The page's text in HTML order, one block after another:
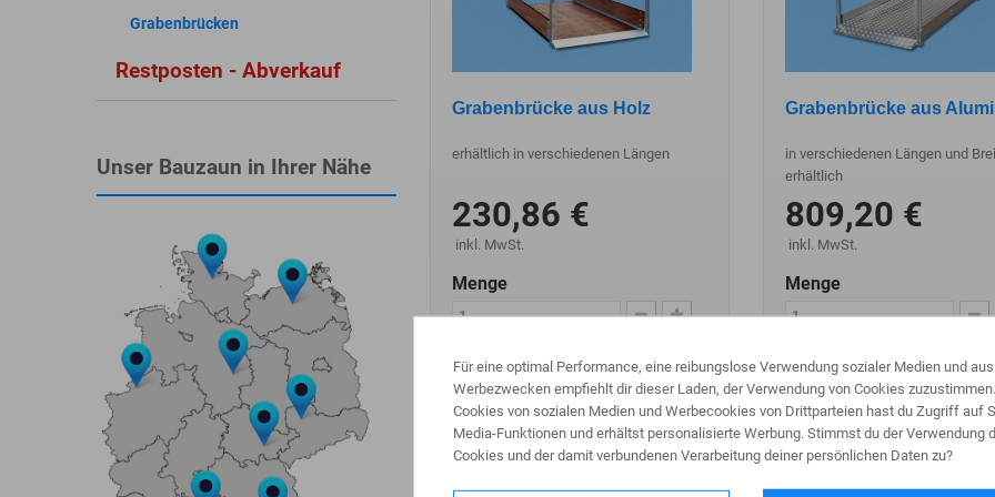
Grabenbrücken
Restposten - Abverkauf
Unser Bauzaun in Ihrer Nähe
Grabenbrücke aus Holz
erhältlich in verschiedenen Längen
230,86 €
inkl. MwSt.
Menge
In den Warenkorb
Mehr
Zum Vergleich hinzufügen
Grabenbrücke aus
in verschiedenen Längen und
erhältlich
809,20 €
inkl. MwSt.
Menge
In den Warenkorb
Mehr
Zum Vergleich hinzufügen
Für eine optimal Performance, eine reibungslose Verwendung sozialer Medien und aus
Werbezwecken empfiehlt dir dieser Laden, der Verwendung von Cookies
Cookies von sozialen Medien und Werbecookies von Drittparteien hast du Zugriff auf
Media-Funktionen und erhältst personalisierte Werbung. Stimmst du der Verwendung
Cookies und der damit verbundenen Verarbeitung deiner persönlichen Daten zu?